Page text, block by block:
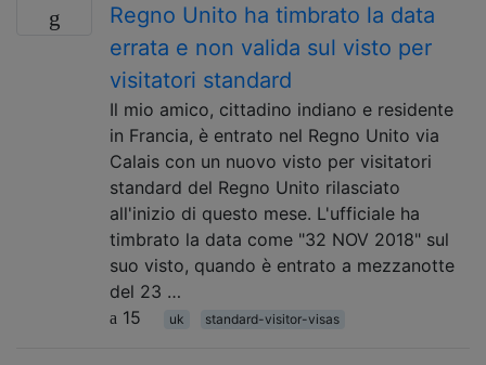
Regno Unito ha timbrato la data
errata e non valida sul visto per
visitatori standard
Il mio amico, cittadino indiano e residente
in Francia, è entrato nel Regno Unito via
Calais con un nuovo visto per visitatori
standard del Regno Unito rilasciato
all'inizio di questo mese. L'ufficiale ha
timbrato la data come "32 NOV 2018" sul
suo visto, quando è entrato a mezzanotte
del 23 …
15
uk standard-visitor-visas